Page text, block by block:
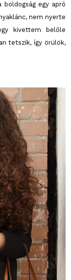
egy apró
nem nyerte
kivettem belőle
tetszik, így örülök,